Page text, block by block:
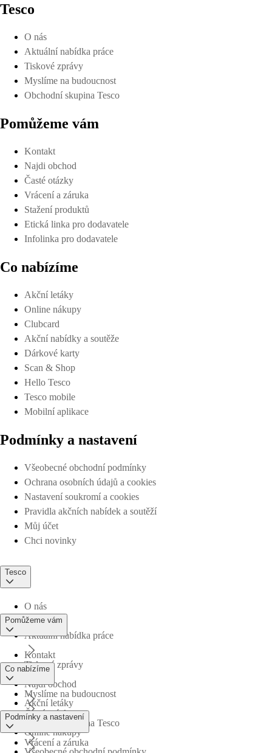
Tesco
O nás
Aktuální nabídka práce
Tiskové zprávy
Myslíme na budoucnost
Obchodní skupina Tesco
Pomůžeme vám
Kontakt
Najdi obchod
Časté otázky
Vrácení a záruka
Stažení produktů
Etická linka pro dodavatele
Infolinka pro dodavatele
Co nabízíme
Akční letáky
Online nákupy
Clubcard
Akční nabídky a soutěže
Dárkové karty
Scan & Shop
Hello Tesco
Tesco mobile
Mobilní aplikace
Podmínky a nastavení
Všeobecné obchodní podmínky
Ochrana osobních údajů a cookies
Nastavení soukromí a cookies
Pravidla akčních nabídek a soutěží
Můj účet
Chci novinky
Tesco
O nás
Aktuální nabídka práce
Tiskové zprávy
Myslíme na budoucnost
Obchodní skupina Tesco
Pomůžeme vám
Kontakt
Najdi obchod
Časté otázky
Vrácení a záruka
Co nabízíme
Akční letáky
Online nákupy
Podmínky a nastavení